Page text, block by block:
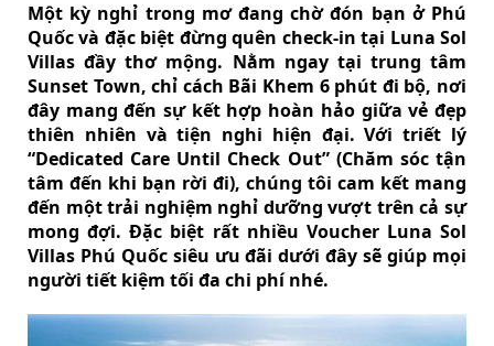
Một kỳ nghỉ trong mơ đang chờ đón bạn ở Phú
Quốc và đặc biệt đừng quên check-in tại Luna Sol
Villas đầy thơ mộng. Nằm ngay tại trung tâm
Sunset Town, chỉ cách Bãi Khem 6 phút đi bộ, nơi
đây mang đến sự kết hợp hoàn hảo giữa vẻ đẹp
thiên nhiên và tiện nghi hiện đại. Với triết lý
“Dedicated Care Until Check Out” (Chăm sóc tận
tâm đến khi bạn rời đi), chúng tôi cam kết mang
đến một trải nghiệm nghỉ dưỡng vượt trên cả sự
mong đợi. Đặc biệt rất nhiều Voucher Luna Sol
Villas Phú Quốc siêu ưu đãi dưới đây sẽ giúp mọi
người tiết kiệm tối đa chi phí nhé.